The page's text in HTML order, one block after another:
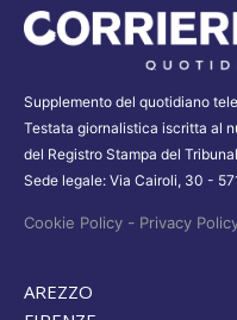
Supplemento del quotidiano
Testata giornalistica iscritta al
del Registro Stampa del
Sede legale: Via Cairoli, 30 -
Cookie Policy - Privacy
AREZZO